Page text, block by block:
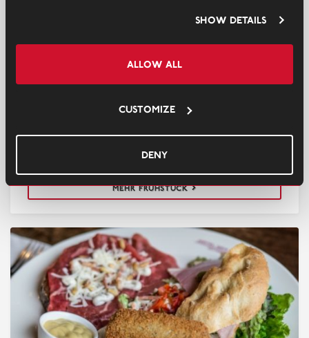
Show details
Allow all
Customize
Deny
nächsten Morgen zu unserem köstlichen
Frühstücksbuffet ein. Genießen Sie verschiedene
Brotsorten, Brotbelag und Getränke.
MEHR FRÜHSTÜCK